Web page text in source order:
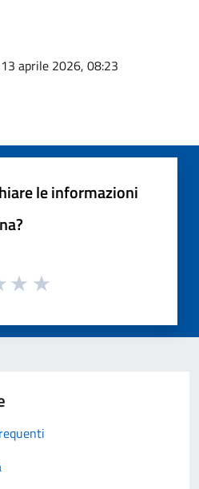
aprile 2026, 08:23
le informazioni